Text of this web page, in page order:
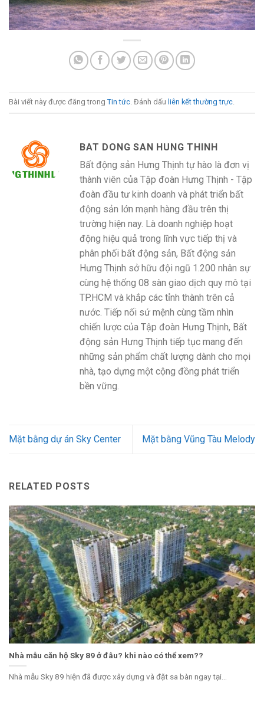
Bài viết này được đăng trong Tin tức. Đánh dấu liên kết thường trực.
BAT DONG SAN HUNG THINH
Bất động sản Hưng Thịnh tự hào là đơn vị
thành viên của Tập đoàn Hưng Thịnh - Tập
đoàn đầu tư kinh doanh và phát triển bất
động sản lớn mạnh hàng đầu trên thị
trường hiện nay. Là doanh nghiệp hoạt
động hiệu quả trong lĩnh vực tiếp thị và
phân phối bất động sản, Bất động sản
Hưng Thịnh sở hữu đội ngũ 1.200 nhân sự
cùng hệ thống 08 sàn giao dịch quy mô tại
TP.HCM và khắp các tỉnh thành trên cả
nước. Tiếp nối sứ mệnh cùng tầm nhìn
chiến lược của Tập đoàn Hưng Thịnh, Bất
động sản Hưng Thịnh tiếp tục mang đến
những sản phẩm chất lượng dành cho mọi
nhà, tạo dựng một cộng đồng phát triển
bền vững.
Mặt bằng dự án Sky Center Mặt bằng Vũng Tàu Melody
RELATED POSTS
Nhà mẫu căn hộ Sky 89 ở đâu? khi nào có thể xem??
Nhà mẫu Sky 89 hiện đã được xây dựng và đặt sa bàn ngay tại...